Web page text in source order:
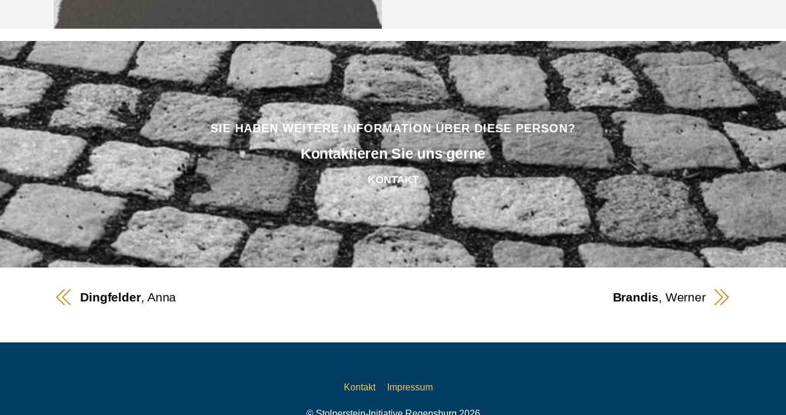
SIE HABEN WEITERE INFORMATION ÜBER DIESE PERSON?
Kontaktieren Sie uns gerne
KONTAKT
Dingfelder, Anna Brandis, Werner
Kontakt Impressum